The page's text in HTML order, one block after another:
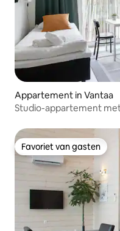
Appartement in Vantaa
Studio-appartement
Favoriet van gasten
Favoriet van gasten